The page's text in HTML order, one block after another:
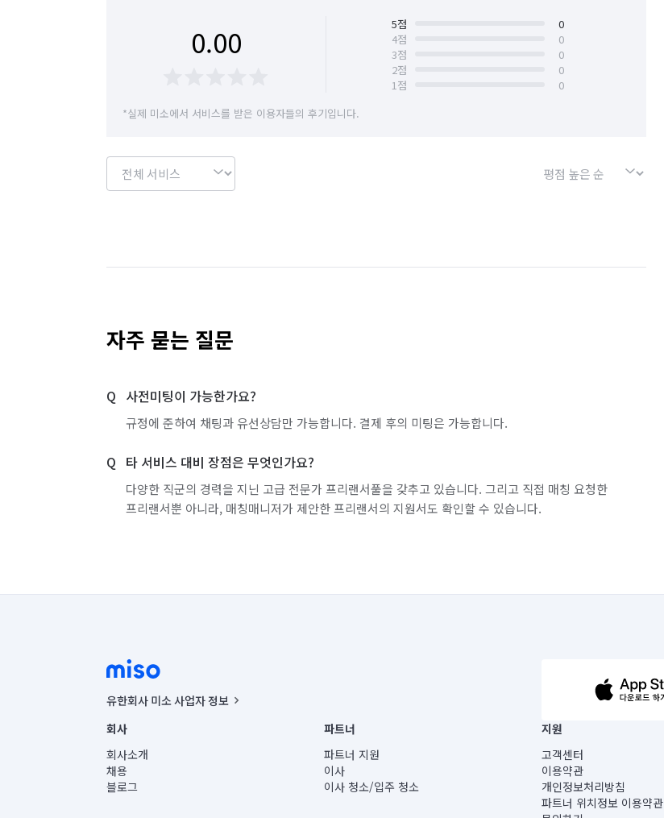
0.00 5점
0
4점
0
3점
0
2점
0
1점
0
*실제 미소에서 서비스를 받은 이용자들의 후기입니다.
자주 묻는 질문
사전미팅이 가능한가요?
규정에 준하여 채팅과 유선상담만 가능합니다. 결제 후의 미팅은 가능합니다.
타 서비스 대비 장점은 무엇인가요?
다양한 직군의 경력을 지닌 고급 전문가 프리랜서풀을 갖추고 있습니다. 그리고 직접 매칭 요청한
프리랜서뿐 아니라, 매칭매니저가 제안한 프리랜서의 지원서도 확인할 수 있습니다.
유한회사 미소 사업자 정보
사업자등록번호 : 291-87-00271 | 인허가번호 : 2016-3220163-14-5-00019 |
통신판매신고번호 : 2024-서울종로-1400(공정거래위원회 정보) |
대표이사 : CHING VICTOR COLUMBIA RHEE
주소 | 본사: 서울특별시 종로구 율곡로 6(중학동, 트윈트리빌딩) B동 5층
컨택센터 : 서울특별시 종로구 수송동 율곡로 24, 7층, 8층 미소
회사
회사소개
채용
블로그
파트너
파트너 지원
이사
이사 청소/입주 청소
지원
고객센터
이용약관
개인정보처리방침
파트너 위치정보 이용약관